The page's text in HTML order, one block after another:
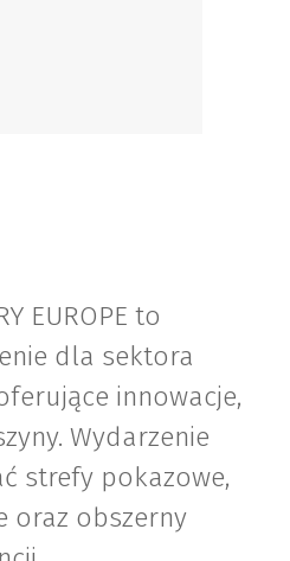
EUROPE to
dla sektora
innowacje,
Wydarzenie
strefy pokazowe,
oraz obszerny